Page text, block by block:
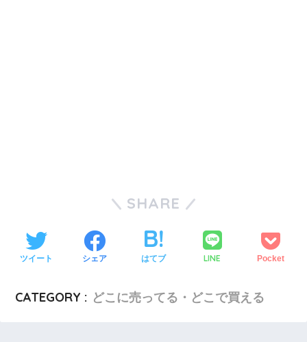
SHARE
ツイート シェア はてブ LINE Pocket
CATEGORY : どこに売ってる・どこで買える